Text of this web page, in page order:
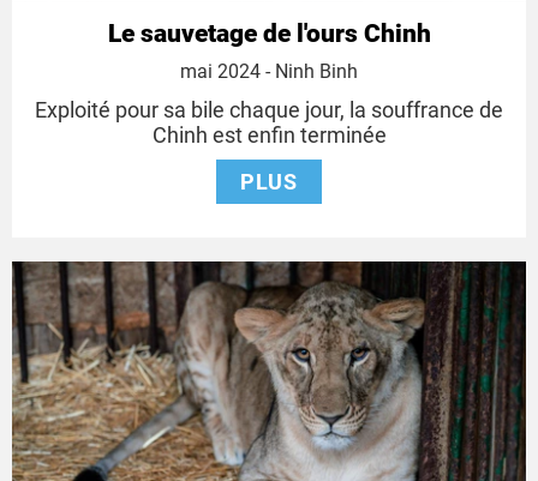
Le sauvetage de l'ours Chinh
10
mai
2024
mai 2024 - Ninh Binh
Exploité pour sa bile chaque jour, la souffrance de
Chinh est enfin terminée
PLUS